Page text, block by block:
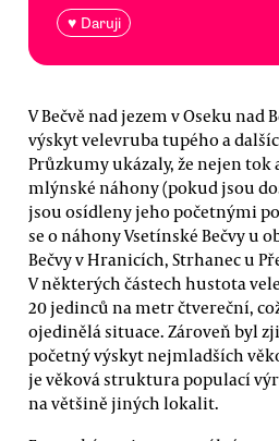
♥ Daruji
V Bečvě nad jezem v Oseku nad
výskyt velevruba tupého a
Průzkumy ukázaly, že nejen tok
mlýnské náhony (pokud jsou
jsou osídleny jeho početnými
se o náhony Vsetínské Bečvy u
Bečvy v Hranicích, Strhanec u
V některých částech hustota
20 jedinců na metr čtvereční,
ojedinělá situace. Zároveň byl
početný výskyt nejmladších
je věková struktura populací
na většině jiných lokalit.